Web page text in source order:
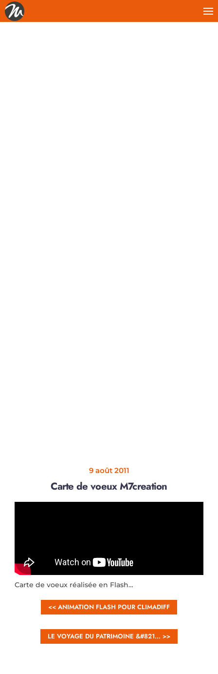
9 août 2011
Carte de voeux M7creation
Carte de voeux réalisée en Flash…
<< ANIMATION FLASH POUR CLIMADIFF
LE VOYAGE DU PATRIMOINE &#821… >>